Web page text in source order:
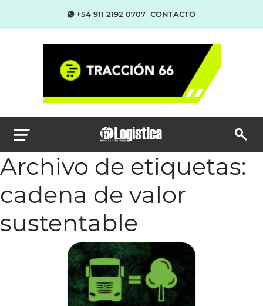
+54 911 2192 0707 CONTACTO
Archivo de etiquetas:
cadena de valor
sustentable